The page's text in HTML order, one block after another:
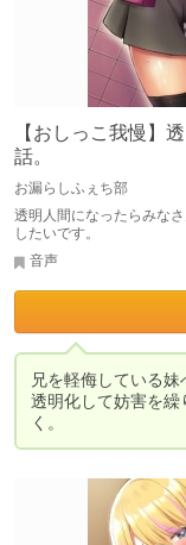
【おしっこ我慢】
話。
お漏らしふぇち部
透明人間になったらみな
したいです。
音声
兄を軽侮している
透明化して妨害を
く。